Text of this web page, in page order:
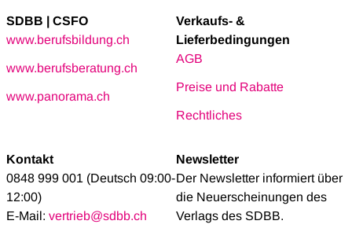
SDBB | CSFO
www.berufsbildung.ch
www.berufsberatung.ch
www.panorama.ch
Verkaufs- &
Lieferbedingungen
AGB
Preise und Rabatte
Rechtliches
Kontakt
0848 999 001 (Deutsch 09:00-
12:00)
E-Mail: vertrieb@sdbb.ch
Newsletter
Der Newsletter informiert über
die Neuerscheinungen des
Verlags des SDBB.